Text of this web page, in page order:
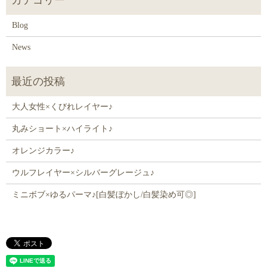
Blog
News
大人女性×くびれレイヤー♪
丸みショート×ハイライト♪
オレンジカラー♪
ウルフレイヤー×シルバーグレージュ♪
ミニボブ×ゆるパーマ♪[白髪ぼかし/白髪染め可◎]